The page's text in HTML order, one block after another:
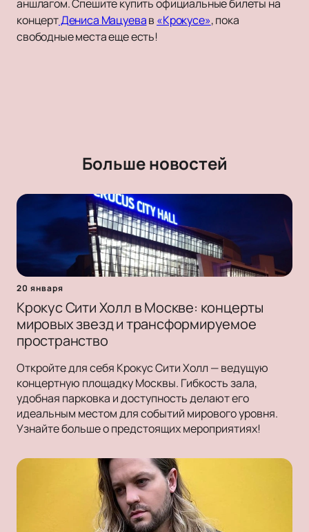
аншлагом. Спешите купить официальные билеты на
концертДениса Мацуевав «Крокусе», пока
свободные места еще есть!
Больше новостей
20 января
Крокус Сити Холл в Москве: концерты
мировых звезд и трансформируемое
пространство
Откройте для себя Крокус Сити Холл — ведущую
концертную площадку Москвы. Гибкость зала,
удобная парковка и доступность делают его
идеальным местом для событий мирового уровня.
Узнайте больше о предстоящих мероприятиях!